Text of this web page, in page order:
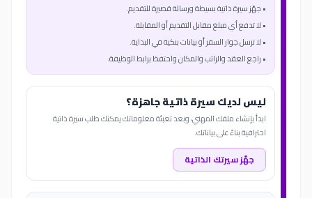
• جهّز سيرة ذاتية بسيطة ورسالة قصيرة للتقديم.
• لا تدفع أي مبلغ مقابل التقديم أو المقابلة.
• لا ترسل جواز السفر أو بيانات بنكية في البداية.
• راجع العقد والراتب والمكان واحتفظ برابط الوظيفة.
ليس لديك سيرة ذاتية جاهزة؟
ابدأ بإنشاء ملفك المهني، وبعد تعبئة معلوماتك يمكنك طلب سيرة ذاتية
احترافية بناءً على بياناتك.
جهّز سيرتك الذاتية